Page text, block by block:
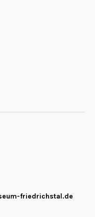
friedrichstal.de